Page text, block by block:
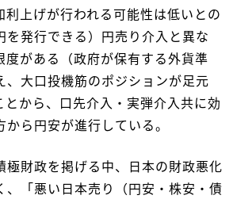
利上げが行われる可能性は低いとの
を発行できる）円売り介入と異な
度がある（政府が保有する外貨準
、大口投機筋のポジションが足元
とから、口先介入・実弾介入共に効
ら円安が進行している。
極財政を掲げる中、日本の財政悪化
、「悪い日本売り（円安・株安・債